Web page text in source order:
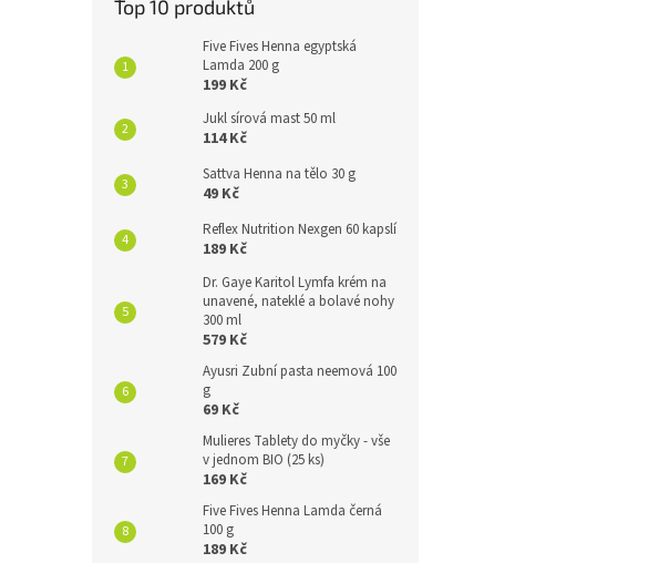
Top 10 produktů
Five Fives Henna egyptská
Lamda 200 g
199 Kč
Jukl sírová mast 50 ml
114 Kč
Sattva Henna na tělo 30 g
49 Kč
Reflex Nutrition Nexgen 60 kapslí
189 Kč
Dr. Gaye Karitol Lymfa krém na
unavené, nateklé a bolavé nohy
300 ml
579 Kč
Ayusri Zubní pasta neemová 100
g
69 Kč
Mulieres Tablety do myčky - vše
v jednom BIO (25 ks)
169 Kč
Five Fives Henna Lamda černá
100 g
189 Kč